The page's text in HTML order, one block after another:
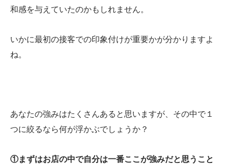
和感を与えていたのかもしれません。
いかに最初の接客での印象付けが重要かが分かりますよ
ね。
あなたの強みはたくさんあると思いますが、その中で１
つに絞るなら何が浮かぶでしょうか？
①まずはお店の中で自分は一番ここが強みだと思うこと